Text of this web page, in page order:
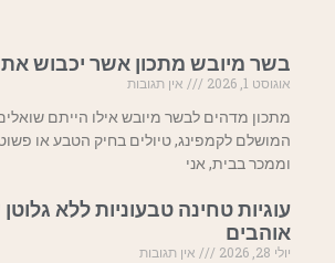
בשר מיובש מתכון אשר יכבוש
אוגוסט 1, 2026
אין תגובות
מתכון מדהים לבשר מיובש אילו הייתם
המושלם לקמפינג, טיולים בחיק הטבע או
וממכר בבית, אני
עוגיות טחינה טבעוניות ללא
אוהבים
יולי 28, 2026
אין תגובות